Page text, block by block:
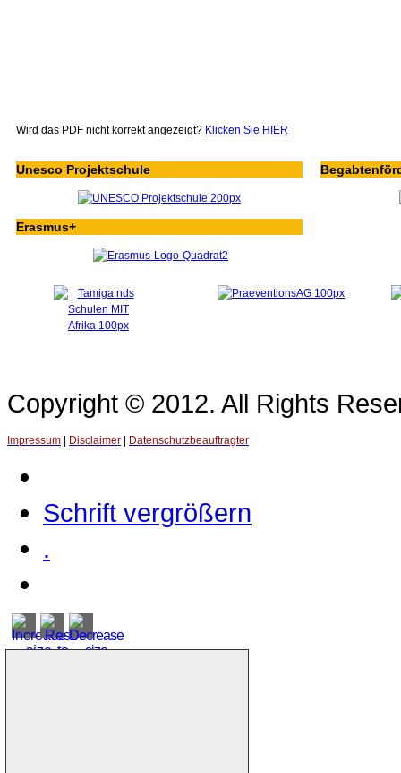
Wird das PDF nicht korrekt angezeigt? Klicken Sie HIER
Unesco Projektschule
Erasmus+
Copyright © 2012. All Rights
Impressum Disclaimer Datenschutzbeauftragter
Schrift vergrößern
.